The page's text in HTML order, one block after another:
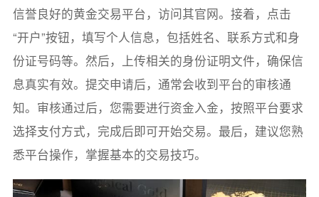
信誉良好的黄金交易平台，访问其官网。接着，点击
“开户”按钮，填写个人信息，包括姓名、联系方式和身
份证号码等。然后，上传相关的身份证明文件，确保信
息真实有效。提交申请后，通常会收到平台的审核通
知。审核通过后，您需要进行资金入金，按照平台要求
选择支付方式，完成后即可开始交易。最后，建议您熟
悉平台操作，掌握基本的交易技巧。